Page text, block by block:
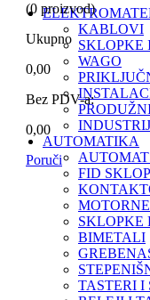
(0 proizvod)
Ukupno
0,00
Bez PDV-a:
0,00
Poruči
KABLOVI
SKLOPKE
WAGO
AUTOMATIKA
FID
SKLOPKE
BIMETALI
TASTERI I